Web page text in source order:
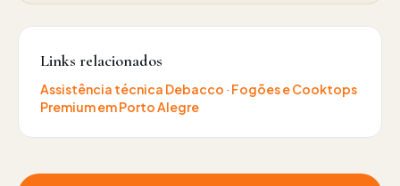
Links relacionados
Assistência técnica Debacco · Fogões e Cooktops
Premiumem Porto Alegre